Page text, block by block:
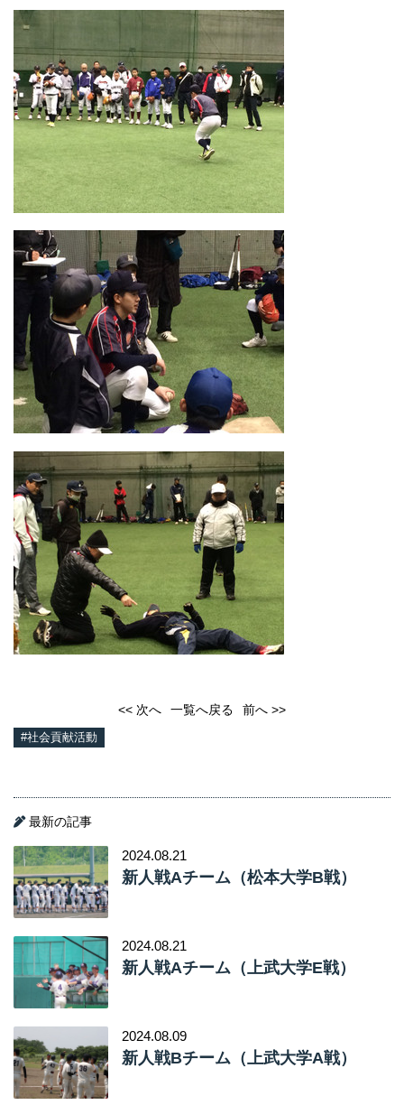
<< 次へ 一覧へ戻る 前へ >>
#社会貢献活動
最新の記事
2024.08.21
新人戦Aチーム（松本大学B戦）
2024.08.21
新人戦Aチーム（上武大学E戦）
2024.08.09
新人戦Bチーム（上武大学A戦）